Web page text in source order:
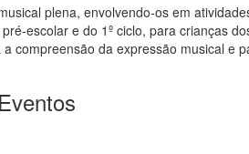
plena, envolvendo-os em
escolar e do 1º ciclo, para crianças
compreensão da expressão musical e
Eventos